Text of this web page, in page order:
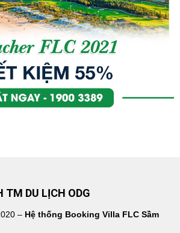
TM DU LỊCH ODG
– Hệ thống Booking Villa FLC Sầm